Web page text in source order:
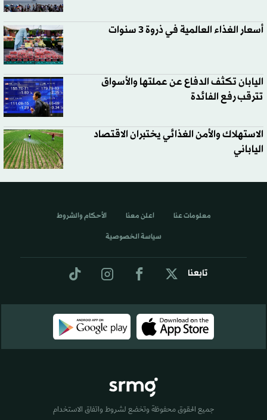
أسعار الغذاء العالمية في ذروة 3 سنوات
اليابان تكثف الدفاع عن عملتها والأسواق
تترقب رفع الفائدة
الاستهلاك والأمن الغذائي يختبران الاقتصاد
الياباني
تابعنا
معلومات عنا اعلن معنا الأحكام والشروط
سياسة الخصوصية
جميع الحقوق محفوظة وتخضع لشروط واتفاق الاستخدام